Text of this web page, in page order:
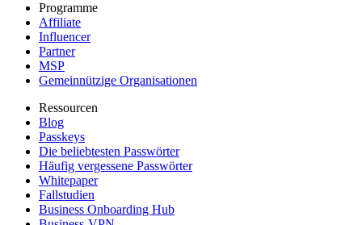
Programme
Affiliate
Influencer
Partner
MSP
Gemeinnützige Organisationen
Ressourcen
Blog
Passkeys
Die beliebtesten Passwörter
Häufig vergessene Passwörter
Whitepaper
Fallstudien
Business Onboarding Hub